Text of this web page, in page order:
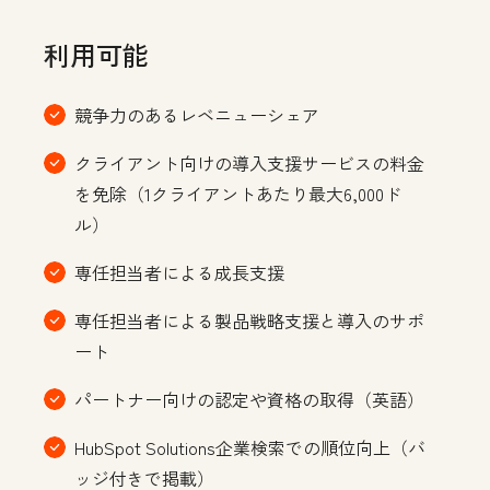
利用可能
競争力のあるレベニューシェア
クライアント向けの導入支援サービスの料金
を免除（1クライアントあたり最大6,000ド
ル）
専任担当者による成長支援
専任担当者による製品戦略支援と導入のサポ
ート
パートナー向けの認定や資格の取得（英語）
HubSpot Solutions企業検索での順位向上（バ
ッジ付きで掲載）